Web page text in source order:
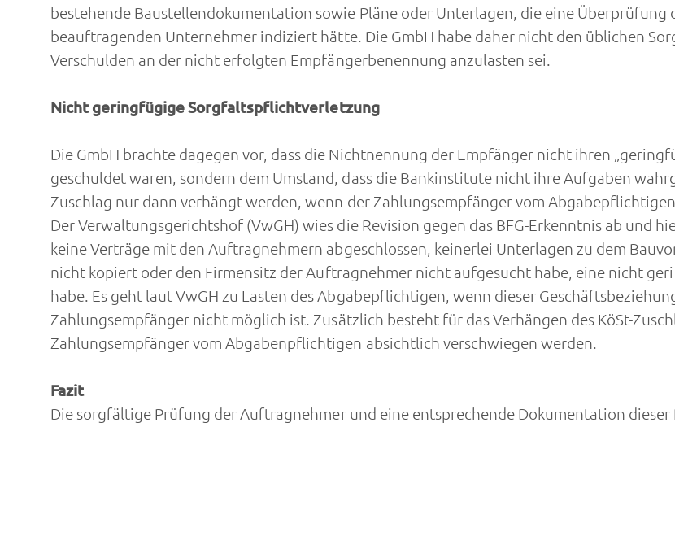
bestehende Baustellendokumentation sowie Pläne oder Unterlagen, die eine
beauftragenden Unternehmer indiziert hätte. Die GmbH habe daher nicht den üblichen
Verschulden an der nicht erfolgten Empfängerbenennung anzulasten sei.
Nicht geringfügige Sorgfaltspflichtverletzung
Die GmbH brachte dagegen vor, dass die Nichtnennung der Empfänger nicht ihren
geschuldet waren, sondern dem Umstand, dass die Bankinstitute nicht ihre Aufgaben
Zuschlag nur dann verhängt werden, wenn der Zahlungsempfänger vom
Der Verwaltungsgerichtshof (VwGH) wies die Revision gegen das BFG-Erkenntnis ab und
keine Verträge mit den Auftragnehmern abgeschlossen, keinerlei Unterlagen zu dem
nicht kopiert oder den Firmensitz der Auftragnehmer nicht aufgesucht habe, eine nicht
habe. Es geht laut VwGH zu Lasten des Abgabepflichtigen, wenn dieser
Zahlungsempfänger nicht möglich ist. Zusätzlich besteht für das Verhängen des KöSt-
Zahlungsempfänger vom Abgabenpflichtigen absichtlich verschwiegen werden.
Fazit
Die sorgfältige Prüfung der Auftragnehmer und eine entsprechende Dokumentation